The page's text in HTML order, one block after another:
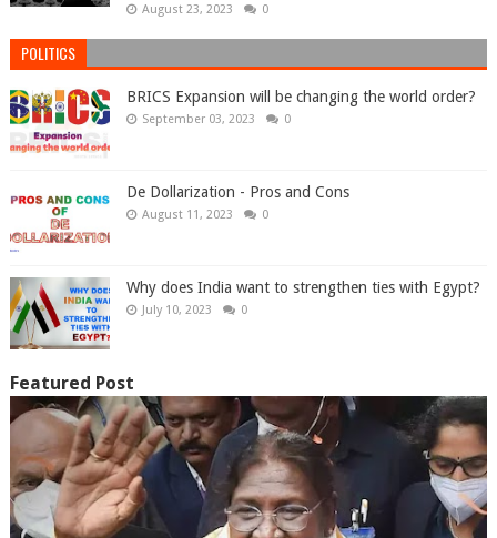
August 23, 2023 0
POLITICS
BRICS Expansion will be changing the world order?
September 03, 2023 0
De Dollarization - Pros and Cons
August 11, 2023 0
Why does India want to strengthen ties with Egypt?
July 10, 2023 0
Featured Post